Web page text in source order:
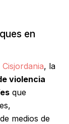
en
Cisjordania, la
violencia
que
medios de